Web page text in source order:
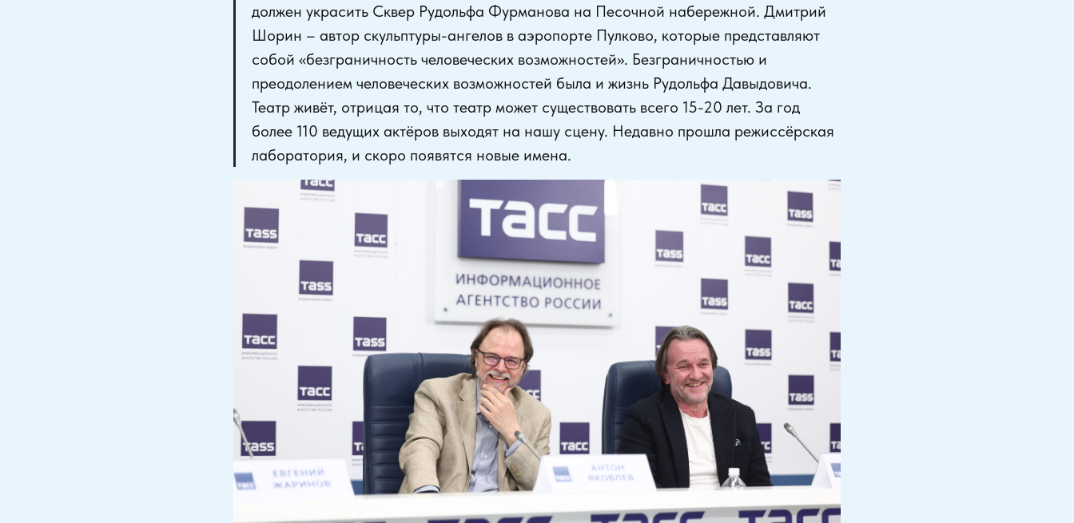
должен украсить Сквер Рудольфа Фурманова на Песочной набережной. Дмитрий
Шорин – автор скульптуры-ангелов в аэропорте Пулково, которые представляют
собой «безграничность человеческих возможностей». Безграничностью и
преодолением человеческих возможностей была и жизнь Рудольфа Давыдовича.
Театр живёт, отрицая то, что театр может существовать всего 15-20 лет. За год
более 110 ведущих актёров выходят на нашу сцену. Недавно прошла режиссёрская
лаборатория, и скоро появятся новые имена.